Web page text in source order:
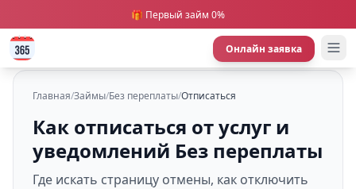
🎁 Первый займ 0%
Онлайн заявка
Главная/Займы/Без переплаты/Отписаться
Как отписаться от услуг и
уведомлений Без переплаты
Где искать страницу отмены, как отключить